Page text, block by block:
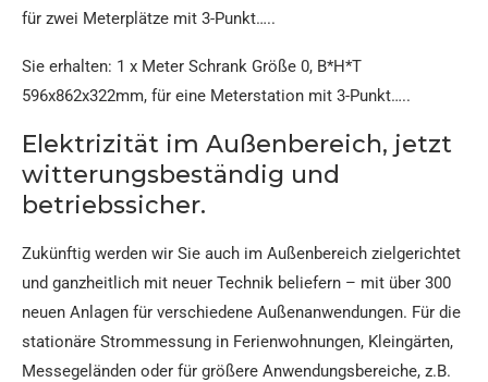
für zwei Meterplätze mit 3-Punkt…..
Sie erhalten: 1 x Meter Schrank Größe 0, B*H*T
596x862x322mm, für eine Meterstation mit 3-Punkt…..
Elektrizität im Außenbereich, jetzt
witterungsbeständig und
betriebssicher.
Zukünftig werden wir Sie auch im Außenbereich zielgerichtet
und ganzheitlich mit neuer Technik beliefern – mit über 300
neuen Anlagen für verschiedene Außenanwendungen. Für die
stationäre Strommessung in Ferienwohnungen, Kleingärten,
Messegeländen oder für größere Anwendungsbereiche, z.B.